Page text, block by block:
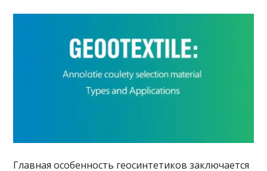
Главная особенность геосинтетиков заключается